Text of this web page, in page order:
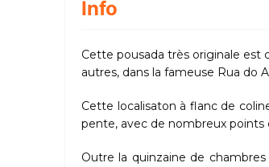
Info
Cette pousada très originale est
autres, dans la fameuse Rua do
Cette localisaton à flanc de
pente, avec de nombreux points
Outre la quinzaine de